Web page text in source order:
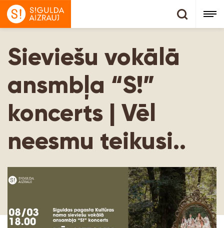
Sieviešu vokālā
ansmbļa “S!”
koncerts | Vēl
neesmu teikusi..